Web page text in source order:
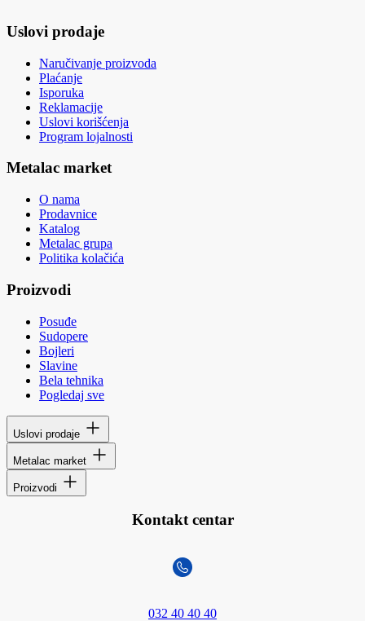
Uslovi prodaje
Naručivanje proizvoda
Plaćanje
Isporuka
Reklamacije
Uslovi korišćenja
Program lojalnosti
Metalac market
O nama
Prodavnice
Katalog
Metalac grupa
Politika kolačića
Proizvodi
Posuđe
Sudopere
Bojleri
Slavine
Bela tehnika
Pogledaj sve
Uslovi prodaje
Metalac market
Proizvodi
Kontakt centar
032 40 40 40